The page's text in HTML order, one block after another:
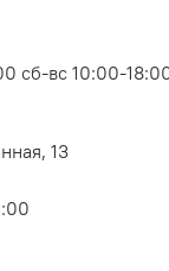
сб-вс 10:00-
13